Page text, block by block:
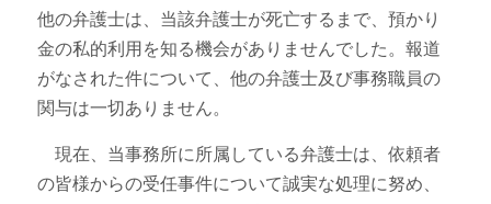
他の弁護士は、当該弁護士が死亡するまで、預かり
金の私的利用を知る機会がありませんでした。報道
がなされた件について、他の弁護士及び事務職員の
関与は一切ありません。
現在、当事務所に所属している弁護士は、依頼者
の皆様からの受任事件について誠実な処理に努め、